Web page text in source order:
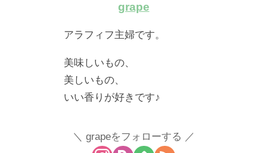
grape
アラフィフ主婦です。
美味しいもの、
美しいもの、
いい香りが好きです♪
grapeをフォローする